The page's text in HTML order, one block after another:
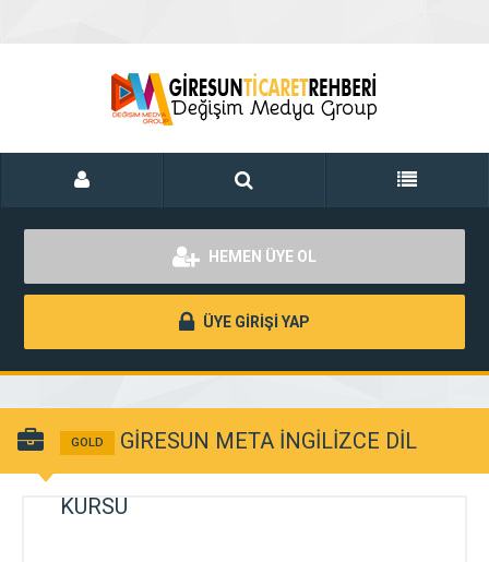
HEMEN ÜYE OL
ÜYE GİRİŞİ YAP
GOLD GİRESUN META İNGİLİZCE DİL
KURSU